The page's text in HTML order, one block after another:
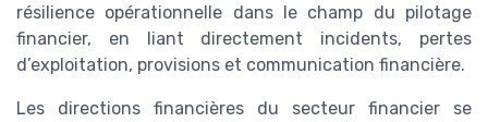
résilience opérationnelle dans le champ du pilotage
financier, en liant directement incidents, pertes
d’exploitation, provisions et communication financière.
Les directions financières du secteur financier se